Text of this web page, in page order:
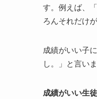
す。例えば、
ろんそれだけ
成績がいい子
し。」と言いま
成績がいい生